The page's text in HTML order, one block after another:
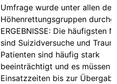
Umfrage wurde unter allen
Höhenrettungsgruppen
ERGEBNISSE: Die häufigsten
sind Suizidversuche und
Patienten sind häufig stark
beeinträchtigt und es müssen
Einsatzzeiten bis zur